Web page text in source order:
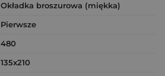
Okładka broszurowa (miękka)
Pierwsze
480
135x210